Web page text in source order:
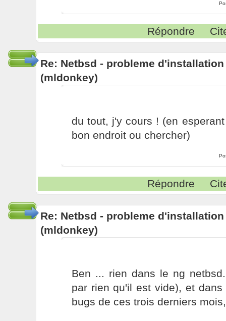
Répondre
Re: Netbsd - probleme
(mldonkey)
du tout, j'y cours ! (en
bon endroit ou chercher)
Répondre
Re: Netbsd - probleme
(mldonkey)
Ben ... rien dans le ng
par rien qu'il est vide), et
bugs de ces trois derniers